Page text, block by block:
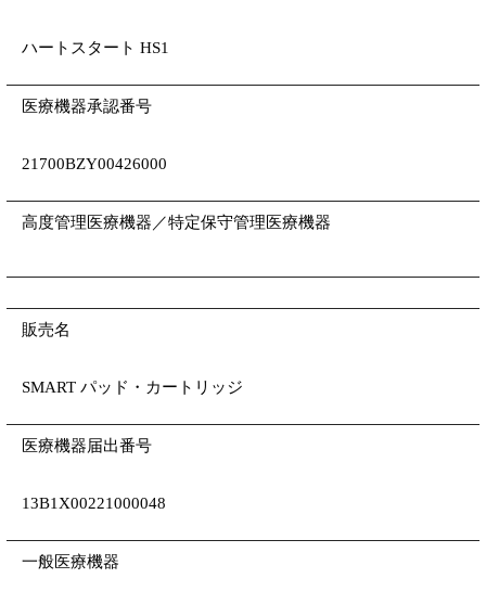
ハートスタート HS1
医療機器承認番号
21700BZY00426000
高度管理医療機器／特定保守管理医療機器
販売名
SMART パッド・カートリッジ
医療機器届出番号
13B1X00221000048
一般医療機器